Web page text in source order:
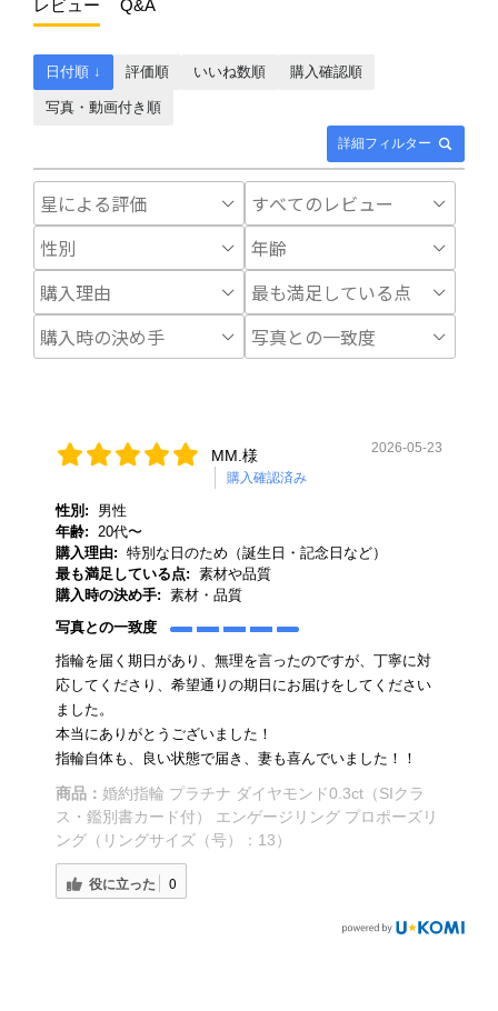
レビュー Q&A
詳細フィルター
日付順 ↓ 評価順 いいね数順 購入確認順
写真・動画付き順
MM.様
購入確認済み
2026-05-23
性別:
男性
年齢: 20代〜
購入理由: 特別な日のため（誕生日・記念日など）
最も満足している点: 素材や品質
購入時の決め手: 素材・品質
写真との一致度
指輪を届く期日があり、無理を言ったのですが、丁寧に対
応してくださり、希望通りの期日にお届けをしてください
ました。
本当にありがとうございました！
指輪自体も、良い状態で届き、妻も喜んでいました！！
商品：婚約指輪 プラチナ ダイヤモンド0.3ct（SIクラ
ス・鑑別書カード付） エンゲージリング プロポーズリ
ング（リングサイズ（号）：13）
役に立った 0